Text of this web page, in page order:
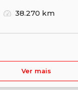
38.270 km
Ver mais